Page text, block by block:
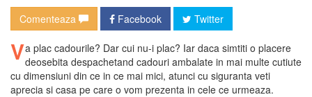
Comenteaza Facebook Twitter
Va plac cadourile? Dar cui nu-i plac? Iar daca simtiti o placere
deosebita despachetand cadouri ambalate in mai multe cutiute
cu dimensiuni din ce in ce mai mici, atunci cu siguranta veti
aprecia si casa pe care o vom prezenta in cele ce urmeaza.